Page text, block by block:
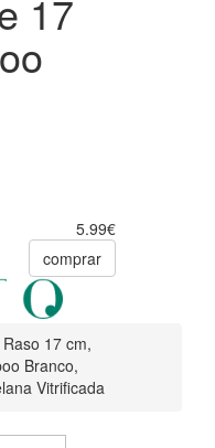
17
5.99€
comprar
17 cm,
Branco,
Vitrificada